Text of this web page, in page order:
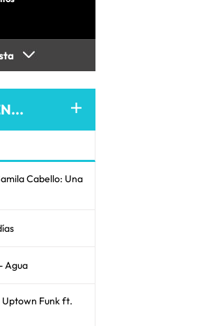
Cabello: Una
Agua
Funk ft.